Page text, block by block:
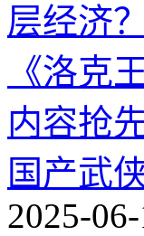
层经济？
《洛克
内容抢
国产武
2025-